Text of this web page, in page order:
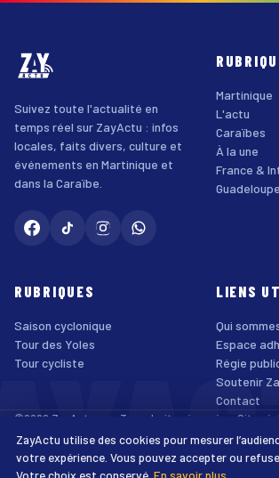
Suivez toute l'actualité en
temps réel sur ZayActu : infos
locales, faits divers, culture et
événements en Martinique et
dans la Caraïbe.
Martinique
L'actu
Caraïbes
À la une
France &
RUBRIQUES
Saison cyclonique
Tour des Yoles
Tour cycliste
LIENS
Qui
Espace
Régie
Soutenir
Contact
©2026 ZayActu.org. Tous droits réservés. · Site
Agency
Mentions légales
Confidentialité Cookies
ZayActu utilise des cookies pour mesurer
votre expérience. Vous pouvez accepter ou
Votre choix est conservé. En savoir plus